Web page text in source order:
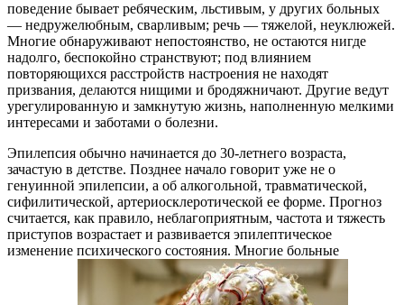
поведение бывает ребяческим, льстивым, у других больных
— недружелюбным, сварливым; речь — тяжелой, неуклюжей.
Многие обнаруживают непостоянство, не остаются нигде
надолго, беспокойно странствуют; под влиянием
повторяющихся расстройств настроения не находят
призвания, делаются нищими и бродяжничают. Другие ведут
урегулированную и замкнутую жизнь, наполненную мелкими
интересами и заботами о болезни.
Эпилепсия обычно начинается до 30-летнего возраста,
зачастую в детстве. Позднее начало говорит уже не о
генуинной эпилепсии, а об алкогольной, травматической,
сифилитической, артериосклеротической ее форме. Прогноз
считается, как правило, неблагоприятным, частота и тяжесть
приступов возрастает и развивается эпилептическое
изменение психического состояния. Многие больные